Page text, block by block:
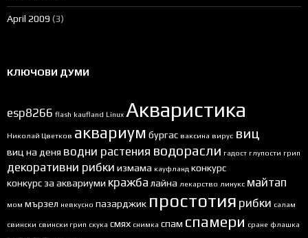
April 2009 (3)
КЛЮЧОВИ ДУМИ
esp8266 flash kaufland Linux Акваристика
Николай Цветков аквариум бургас ваксина вирус виц
виц на деня водни растения водорасли гадост глупости грип
декоративни рибки измама кауфланд конкурс
конкурс за аквариуми кражба лайна лекарство линукс майтап
мом мързел невкусно пазарджик простотия рибки салам
свински свински грип скука смях снимка спам спамери сране флашка